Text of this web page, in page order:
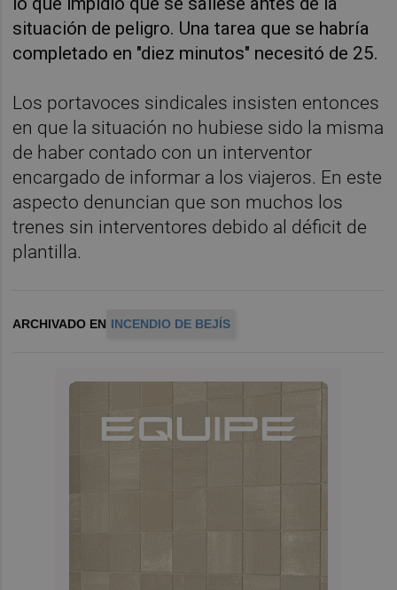
situación de peligro. Una tarea que se habría
completado en "diez minutos" necesitó de 25.
Los portavoces sindicales insisten entonces
en que la situación no hubiese sido la misma
de haber contado con un interventor
encargado de informar a los viajeros. En este
aspecto denuncian que son muchos los
trenes sin interventores debido al déficit de
plantilla.
ARCHIVADO EN INCENDIO DE BEJÍS